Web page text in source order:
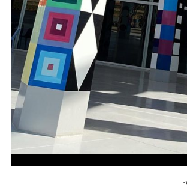
על הילדים, אך גם המבוגרים נהנים
מדע, חלל והמון העשרה והכל בעזרת פעילויות
שעות.